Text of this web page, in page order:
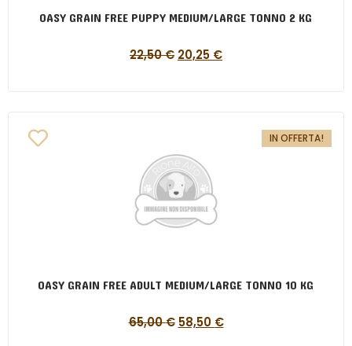
OASY GRAIN FREE PUPPY MEDIUM/LARGE TONNO 2 KG
22,50€ 20,25 €
IN OFFERTA!
OASY GRAIN FREE ADULT MEDIUM/LARGE TONNO 10 KG
65,00€ 58,50 €